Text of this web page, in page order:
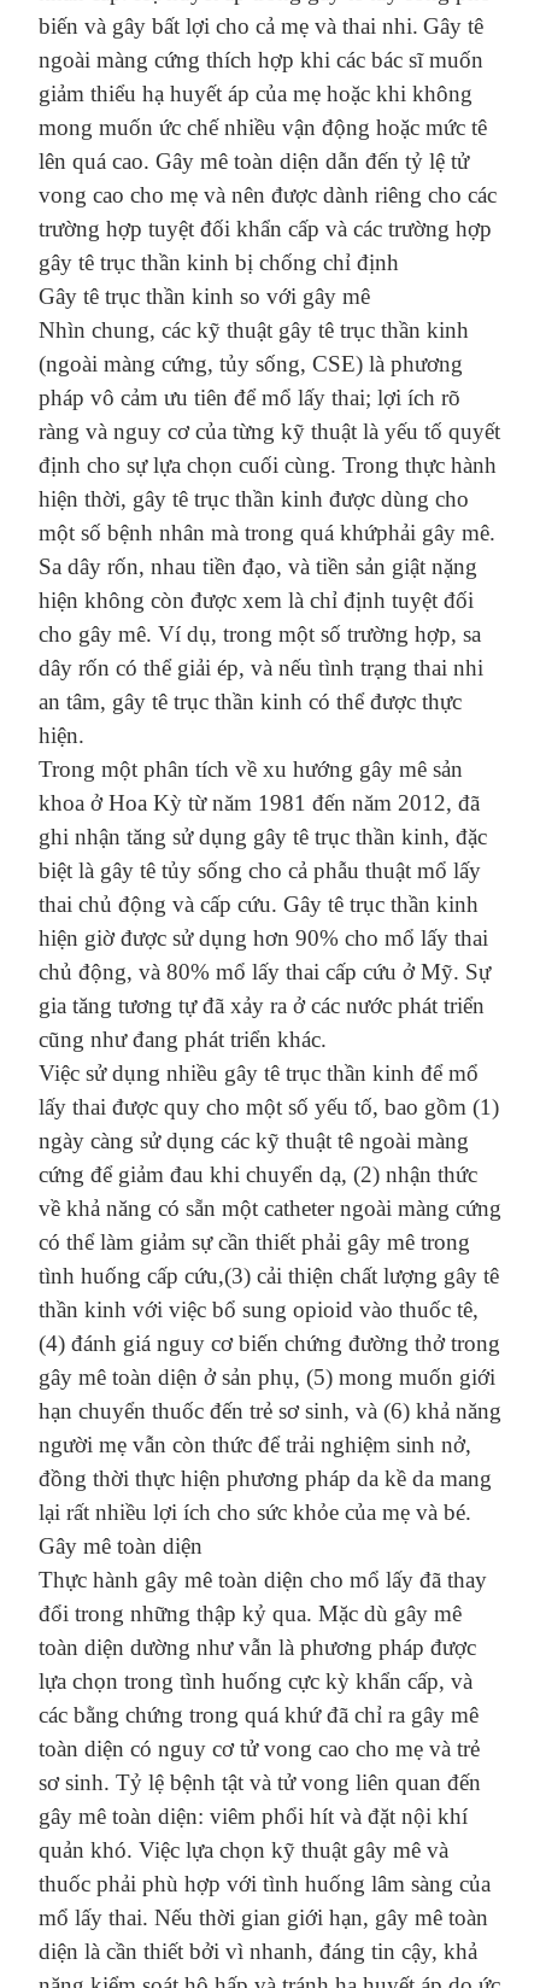
biến và gây bất lợi cho cả mẹ và thai nhi. Gây tê
ngoài màng cứng thích hợp khi các bác sĩ muốn
giảm thiểu hạ huyết áp của mẹ hoặc khi không
mong muốn ức chế nhiều vận động hoặc mức tê
lên quá cao. Gây mê toàn diện dẫn đến tỷ lệ tử
vong cao cho mẹ và nên được dành riêng cho các
trường hợp tuyệt đối khẩn cấp và các trường hợp
gây tê trục thần kinh bị chống chỉ định
Gây tê trục thần kinh so với gây mê
Nhìn chung, các kỹ thuật gây tê trục thần kinh
(ngoài màng cứng, tủy sống, CSE) là phương
pháp vô cảm ưu tiên để mổ lấy thai; lợi ích rõ
ràng và nguy cơcủa từng kỹ thuật là yếu tố quyết
định cho sự lựa chọn cuối cùng. Trong thực hành
hiện thời, gây tê trục thần kinh được dùng cho
một số bệnh nhân mà trong quá khứphải gây mê.
Sa dây rốn, nhau tiền đạo, và tiền sản giật nặng
hiện không còn được xem là chỉ định tuyệt đối
cho gây mê. Ví dụ, trong một số trường hợp, sa
dây rốn có thể giải ép, và nếu tình trạng thai nhi
an tâm, gây tê trục thần kinh có thểđược thực
hiện.
Trong một phân tích về xu hướng gây mê sản
khoa ở Hoa Kỳ từ năm 1981 đến năm 2012, đã
ghi nhận tăng sử dụng gây tê trục thần kinh, đặc
biệt là gây tê tủy sống cho cả phẫu thuật mổ lấy
thai chủ động và cấp cứu. Gây tê trục thần kinh
hiện giờ được sử dụng hơn 90% cho mổ lấy thai
chủ động, và 80% mổ lấy thai cấp cứu ở Mỹ. Sự
gia tăng tương tự đã xảy ra ở các nước phát triển
cũng như đang phát triển khác.
Việc sử dụng nhiều gây tê trục thần kinh để mổ
lấy thai được quy cho một số yếu tố, bao gồm (1)
ngày càng sử dụng các kỹ thuật tê ngoài màng
cứng để giảm đau khi chuyển dạ, (2) nhận thức
về khả năng có sẵn một catheterngoài màng cứng
có thể làm giảm sự cần thiết phải gây mê trong
tình huống cấp cứu,(3) cải thiện chất lượng gây tê
thần kinh với việc bổ sung opioid vào thuốc tê,
(4) đánh giá nguy cơbiến chứng đường thở trong
gây mê toàn diện ởsản phụ, (5) mong muốn giới
hạn chuyển thuốc đến trẻ sơ sinh, và (6) khả năng
người mẹ vẫn còn thức để trải nghiệm sinh nở,
đồng thời thực hiện phương pháp da kề da mang
lại rất nhiều lợi ích cho sức khỏe của mẹ và bé.
Gây mê toàn diện
Thực hành gây mê toàn diện cho mổ lấy đã thay
đổi trong những thập kỷ qua. Mặc dù gây mê
toàn diện dường như vẫn là phương pháp được
lựa chọn trong tình huống cực kỳ khẩn cấp, và
các bằng chứng trong quá khứ đã chỉ ra gây mê
toàn diện có nguy cơ tử vong cao cho mẹ và trẻ
sơ sinh. Tỷ lệ bệnh tật và tử vong liên quan đến
gây mê toàn diện: viêm phổi hít và đặt nội khí
quản khó. Việc lựa chọn kỹ thuật gây mê và
thuốc phải phù hợp với tình huống lâm sàng của
mổ lấy thai. Nếu thời gian giới hạn, gây mê toàn
diện là cần thiết bởi vì nhanh, đáng tin cậy, khả